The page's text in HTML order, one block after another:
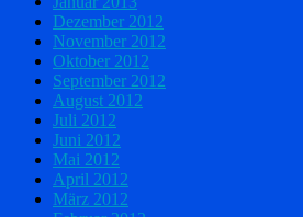
Dezember 2012
November 2012
Oktober 2012
September 2012
August 2012
Juli 2012
Juni 2012
Mai 2012
April 2012
März 2012